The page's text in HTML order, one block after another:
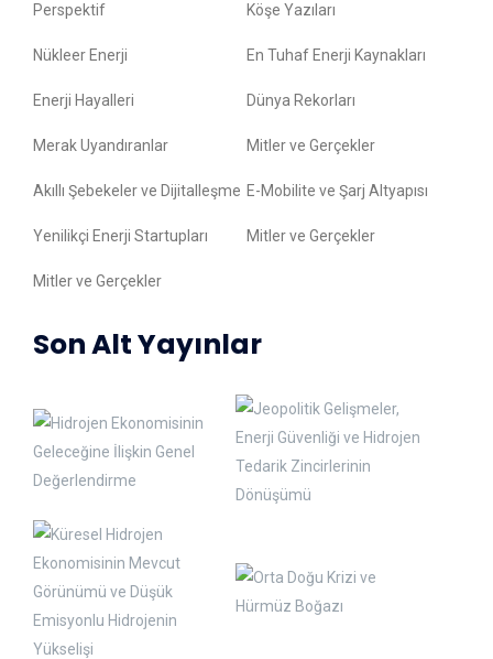
Perspektif Köşe Yazıları
Nükleer Enerji En Tuhaf Enerji Kaynakları
Enerji Hayalleri Dünya Rekorları
Merak Uyandıranlar Mitler ve Gerçekler
Akıllı Şebekeler ve Dijitalleşme E-Mobilite ve Şarj Altyapısı
Yenilikçi Enerji Startupları Mitler ve Gerçekler
Mitler ve Gerçekler
Son Alt Yayınlar